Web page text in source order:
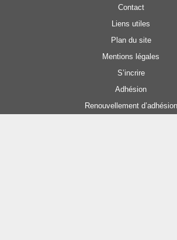
Contact
Liens utiles
Plan du site
Mentions légales
S’incrire
Adhésion
Renouvellement d’adhésion